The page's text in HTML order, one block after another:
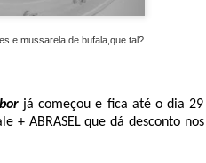
e mussarela de bufala,que tal?
já começou e fica até o dia 29
+ ABRASEL que dá desconto
sobre as texturas da
Landi da Universidade Mackenzie
Brasil de cozinha molecular; e